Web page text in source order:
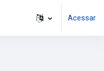
Acessar